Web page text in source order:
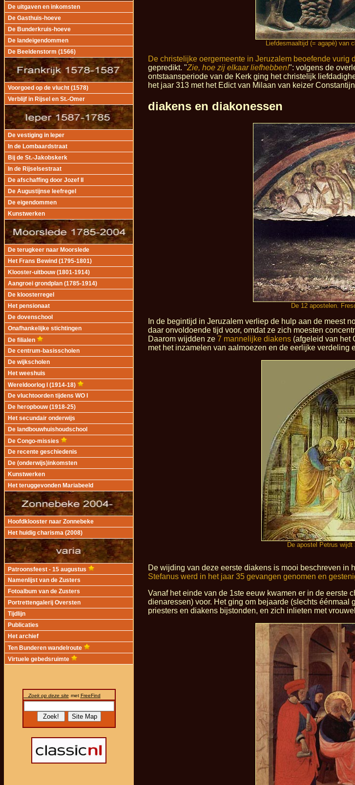
De uitgaven en inkomsten
De Gasthuis-hoeve
De Bunderkruis-hoeve
De landeigendommen
De Beeldenstorm (1566)
Voorgoed op de vlucht (1578)
Verblijf in Rijsel en St.-Omer
De vestiging in Ieper
In de Lombaardstraat
Bij de St.-Jakobskerk
In de Rijselsestraat
De afschaffing door Jozef II
De Augustijnse leefregel
De eigendommen
Kunstwerken
De terugkeer naar Moorslede
Het Frans Bewind (1795-1801)
Klooster-uitbouw (1801-1914)
Aangroei grondplan (1785-1914)
De kloosterregel
Het pensionaat
De dovenschool
Onafhankelijke stichtingen
De filialen
De centrum-basisscholen
De wijkscholen
Het weeshuis
Wereldoorlog I (1914-18)
De vluchtoorden tijdens WO I
De heropbouw (1918-25)
Het secundair onderwijs
De landbouwhuishoudschool
De Congo-missies
De recente geschiedenis
De (onderwijs)inkomsten
Kunstwerken
Het teruggevonden Mariabeeld
Hoofdklooster naar Zonnebeke
Het huidig charisma (2008)
Patroonsfeest - 15 augustus
Namenlijst van de Zusters
Fotoalbum van de Zusters
Portrettengalerij Oversten
Tijdlijn
Publicaties
Het archief
Ten Bunderen wandelroute
Virtuele gebedsruimte
Zoek op deze site met FreeFind
Liefdesmaaltijd (= agapè) van
De christelijke oergemeente in Jeruzalem beoefende vurig
gepredikt. "Zie, hoe zij elkaar liefhebben!": volgens de
ontstaansperiode van de Kerk ging het christelijk
het jaar 313 met het Edict van Milaan van keizer
diakens en diakonessen
De 12 apostelen.
In de begintijd in Jeruzalem verliep de hulp aan de meest
daar onvoldoende tijd voor, omdat ze zich moesten
Daarom wijdden ze 7 mannelijke diakens (afgeleid van het
met het inzamelen van aalmoezen en de eerlijke
De apostel Petrus
De wijding van deze eerste diakens is mooi beschreven in
Stefanus werd in het jaar 35 gevangen genomen en
Vanaf het einde van de 1ste eeuw kwamen er in de eerste
dienaressen) voor. Het ging om bejaarde (slechts
priesters en diakens bijstonden, en zich inlieten met